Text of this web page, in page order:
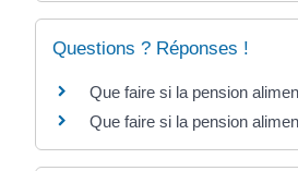
Questions ? Réponses !
Que faire si la pension
Que faire si la pension